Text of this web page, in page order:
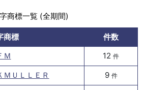
商標一覧 (全期間)
商標
件数
Ｍ
12 件
ＭＵＬＬＥＲ 9 件